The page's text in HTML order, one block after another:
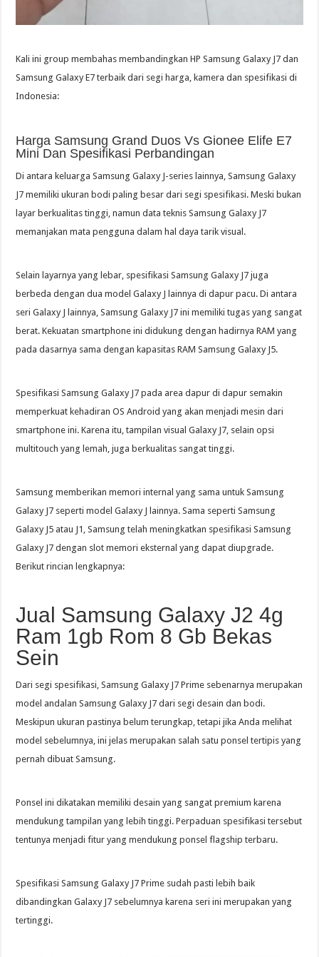
Kali ini group membahas membandingkan HP Samsung Galaxy J7 dan
Samsung Galaxy E7 terbaik dari segi harga, kamera dan spesifikasi di
Indonesia:
Harga Samsung Grand Duos Vs Gionee Elife E7
Mini Dan Spesifikasi Perbandingan
Di antara keluarga Samsung Galaxy J-series lainnya, Samsung Galaxy
J7 memiliki ukuran bodi paling besar dari segi spesifikasi. Meski bukan
layar berkualitas tinggi, namun data teknis Samsung Galaxy J7
memanjakan mata pengguna dalam hal daya tarik visual.
Selain layarnya yang lebar, spesifikasi Samsung Galaxy J7 juga
berbeda dengan dua model Galaxy J lainnya di dapur pacu. Di antara
seri Galaxy J lainnya, Samsung Galaxy J7 ini memiliki tugas yang sangat
berat. Kekuatan smartphone ini didukung dengan hadirnya RAM yang
pada dasarnya sama dengan kapasitas RAM Samsung Galaxy J5.
Spesifikasi Samsung Galaxy J7 pada area dapur di dapur semakin
memperkuat kehadiran OS Android yang akan menjadi mesin dari
smartphone ini. Karena itu, tampilan visual Galaxy J7, selain opsi
multitouch yang lemah, juga berkualitas sangat tinggi.
Samsung memberikan memori internal yang sama untuk Samsung
Galaxy J7 seperti model Galaxy J lainnya. Sama seperti Samsung
Galaxy J5 atau J1, Samsung telah meningkatkan spesifikasi Samsung
Galaxy J7 dengan slot memori eksternal yang dapat diupgrade.
Berikut rincian lengkapnya:
Jual Samsung Galaxy J2 4g
Ram 1gb Rom 8 Gb Bekas
Sein
Dari segi spesifikasi, Samsung Galaxy J7 Prime sebenarnya merupakan
model andalan Samsung Galaxy J7 dari segi desain dan bodi.
Meskipun ukuran pastinya belum terungkap, tetapi jika Anda melihat
model sebelumnya, ini jelas merupakan salah satu ponsel tertipis yang
pernah dibuat Samsung.
Ponsel ini dikatakan memiliki desain yang sangat premium karena
mendukung tampilan yang lebih tinggi. Perpaduan spesifikasi tersebut
tentunya menjadi fitur yang mendukung ponsel flagship terbaru.
Spesifikasi Samsung Galaxy J7 Prime sudah pasti lebih baik
dibandingkan Galaxy J7 sebelumnya karena seri ini merupakan yang
tertinggi.